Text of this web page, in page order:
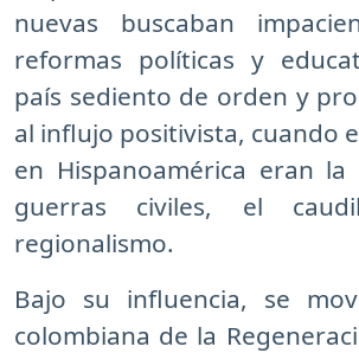
nuevas buscaban
reformas políticas y
país sediento de orden y
al influjo positivista, cuando
en Hispanoamérica eran la
guerras civiles, el
regionalismo.
Bajo su influencia, se
colombiana de la